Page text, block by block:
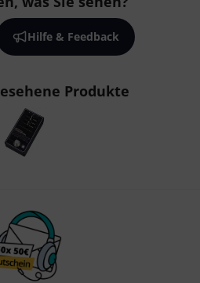
Hilfe & Feedback
Produkte